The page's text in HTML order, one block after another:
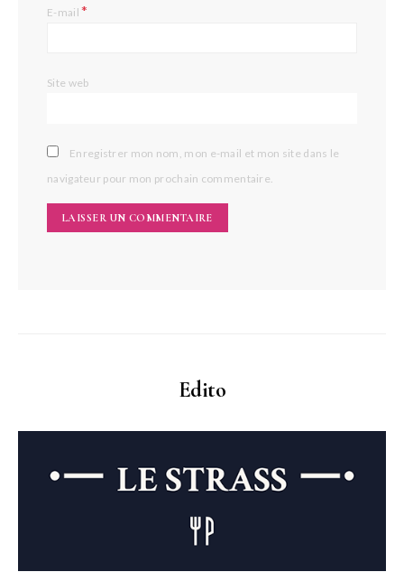
E-mail*
Site web
Enregistrer mon nom, mon e-mail et mon site dans le
navigateur pour mon prochain commentaire.
Edito